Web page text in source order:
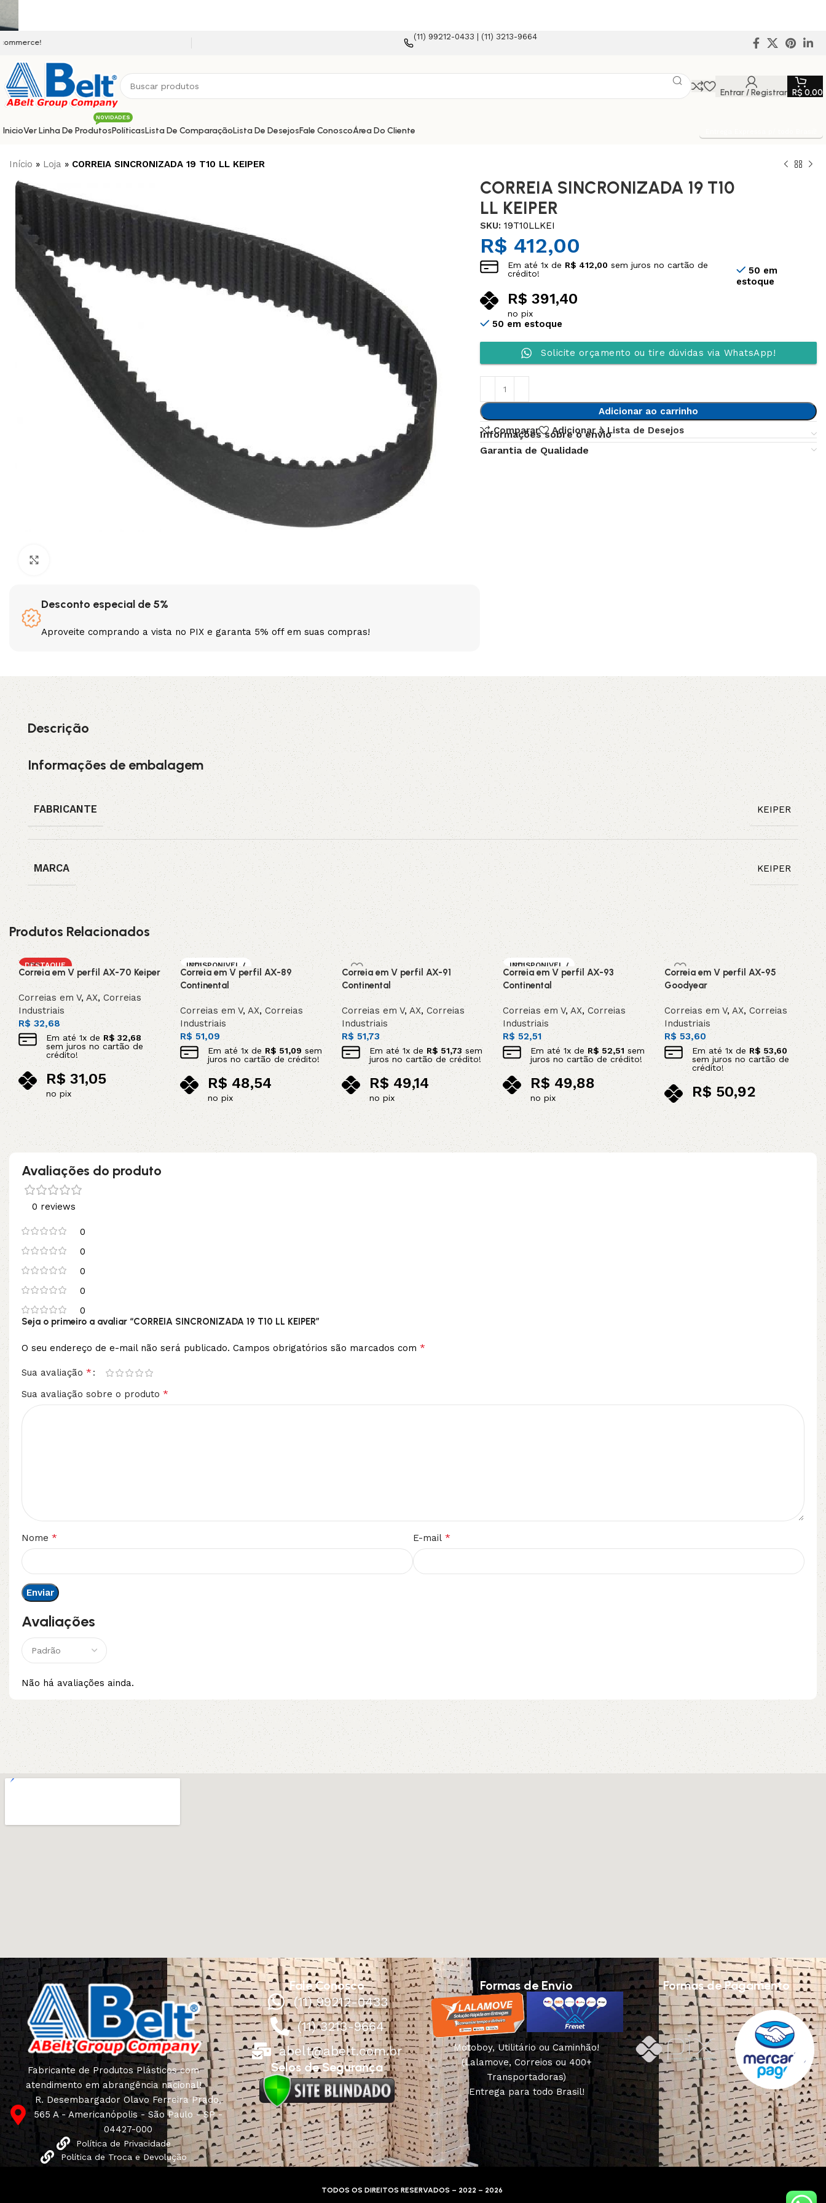
(11) 99212-0433 | (11) 3213-9664
Entrar / Registrar R$ 0,00
InicioVer Linha De Produtos
NOVIDADES
A
PL SPA SPB SPC SPZ
XPA XPB XPZ ZX
PolíticasLista De ComparaçãoLista De DesejosFale ConoscoÁrea Do Cliente
Início » Loja » CORREIA SINCRONIZADA 19 T10 LL KEIPER
Desconto especial de 5%
Aproveite comprando a vista no PIX e garanta 5% off em suas compras!
CORREIA SINCRONIZADA 19 T10
LL KEIPER
SKU:19T10LLKEI
R$ 412,00
Em até1x de R$ 412,00 sem juros no cartão de
crédito!
R$ 391,40
no pix
50 em
estoque
50 em estoque
Solicite orçamento ou tire dúvidas via WhatsApp!
Adicionar ao carrinho
Comparar
Adicionar à Lista de Desejos
Informações sobre o envio
Garantia de Qualidade
Descrição
Informações de embalagem
FABRICANTE KEIPER
MARCA KEIPER
Produtos Relacionados
DESTAQUE
Correia em V perfil AX-70 Keiper
Correias em V, AX,Correias
Industriais
R$32,68
Em até1x de R$32,68
sem juros no cartão de
crédito!
R$31,05
no pix
Adicionar ao carrinho
INDISPONIVEL /
SOB ENCOMEN
DA
Correia em V perfil AX-89
Continental
Correias em V,AX,Correias
Industriais
R$51,09
Em até 1x de R$51,09 sem
juros no cartão de crédito!
R$48,54
no pix
Leia mais
Correia em V perfil AX-91
Continental
Correias em V, AX, Correias
Industriais
R$ 51,73
Em até 1x de R$ 51,73sem
juros no cartão de crédito!
R$49,14
no pix
Adicionar ao carrinho
INDISPONIVEL /
SOB ENCOMEN
DA
Correia em V perfil AX-93
Continental
Correias em V,AX,Correias
Industriais
R$52,51
Em até1x deR$ 52,51 sem
juros no cartão de crédito!
R$49,88
no pix
Leia mais
Correia em V perfil AX-95
Goodyear
Correias em V,AX,Correias
Industriais
R$ 53,60
Em até1x deR$ 53,60
sem juros no cartão de
crédito!
R$ 50,92
no pix
Adicionar ao carrinho
Avaliações do produto
0 reviews
0
0
0
0
0
Avaliações
Não há avaliações ainda.
Seja o primeiro a avaliar “CORREIA SINCRONIZADA 19 T10 LL KEIPER”
O seu endereço de e-mail não será publicado. Campos obrigatórios são marcados com *
Sua avaliação *
Sua avaliação sobre o produto *
Nome * E-mail *
Fabricante de Produtos Plásticos com
atendimento em abrangência nacional!
R. Desembargador Olavo Ferreira Prado,
565 A - Americanópolis - São Paulo - SP -
04427-000
Política de Privacidade
Política de Troca e Devolução
Fale Conosco
(11) 99212-0433
(11) 3213-9664
abelt@abelt.com.br
Selos de Segurança
Formas de Envio
Motoboy, Utilitário ou Caminhão!
(Lalamove, Correios ou 400+
Transportadoras)
Entrega para todo Brasil!
Formas de Pagamento
TODOS OS DIREITOS RESERVADOS – 2022 – 2026